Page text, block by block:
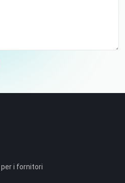
i fornitori